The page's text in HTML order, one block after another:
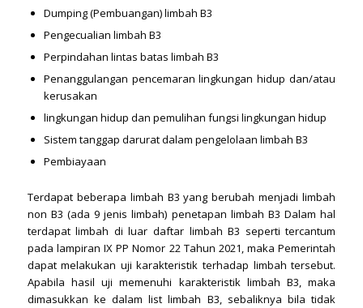
Dumping (Pembuangan) limbah B3
Pengecualian limbah B3
Perpindahan lintas batas limbah B3
Penanggulangan pencemaran lingkungan hidup dan/atau
kerusakan
lingkungan hidup dan pemulihan fungsi lingkungan hidup
Sistem tanggap darurat dalam pengelolaan limbah B3
Pembiayaan
Terdapat beberapa limbah B3 yang berubah menjadi limbah
non B3 (ada 9 jenis limbah) penetapan limbah B3 Dalam hal
terdapat limbah di luar daftar limbah B3 seperti tercantum
pada lampiran IX PP Nomor 22 Tahun 2021, maka Pemerintah
dapat melakukan uji karakteristik terhadap limbah tersebut.
Apabila hasil uji memenuhi karakteristik limbah B3, maka
dimasukkan ke dalam list limbah B3, sebaliknya bila tidak